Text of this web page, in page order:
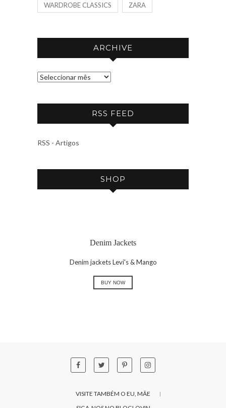
WARDROBE CLASSICS ZARA
ARCHIVE
A
C
V
RSS FEED
RSS - Artigos
SHOP
Denim Jackets
Denim jackets Levi's & Mango
BUY NOW
VISITE TAMBÉM O EU, MÃE